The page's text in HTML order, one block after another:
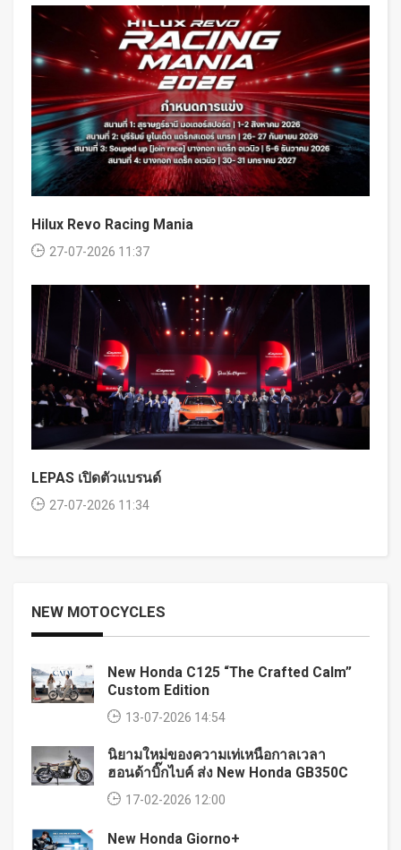
Hilux Revo Racing Mania
27-07-2026 11:37
LEPAS เปิดตัวแบรนด์
27-07-2026 11:34
NEW MOTOCYCLES
New Honda C125 “The Crafted Calm”
Custom Edition
13-07-2026 14:54
นิยามใหม่ของความเท่เหนือกาลเวลา
ฮอนด้าบิ๊กไบค์ ส่ง New Honda GB350C
17-02-2026 12:00
New Honda Giorno+